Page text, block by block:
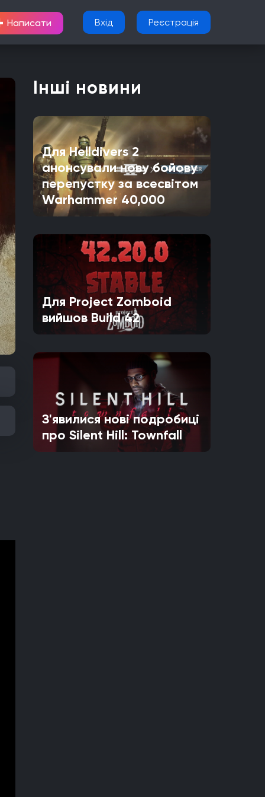
Написати Вхід Реєстрація
Інші новини
Для Helldivers 2
анонсували нову бойову
перепустку за всесвітом
Warhammer 40,000
Для Project Zomboid
вийшов Build 42
З'явилися нові подробиці
про Silent Hill: Townfall